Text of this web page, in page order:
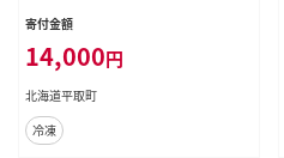
4
寄付金額
14,000円
北海道平取町
冷凍